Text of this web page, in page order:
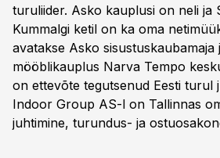
turuliider. Asko kauplusi on neli ja
Kummalgi ketil on ka oma
avatakse Asko sisustuskaubamaja
mööblikauplus Narva Tempo
on ettevõte tegutsenud Eesti turul
Indoor Group AS-l on Tallinnas
juhtimine, turundus- ja